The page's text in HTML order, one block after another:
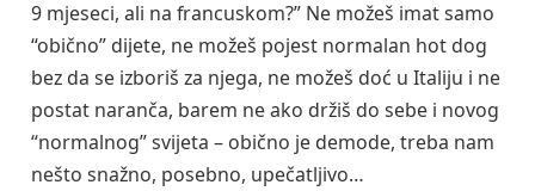
9 mjeseci, ali na francuskom?” Ne možeš imat samo
“obično” dijete, ne možeš pojest normalan hot dog
bez da se izboriš za njega, ne možeš doć u Italiju i ne
postat naranča, barem ne ako držiš do sebe i novog
“normalnog” svijeta – obično je demode, treba nam
nešto snažno, posebno, upečatljivo…